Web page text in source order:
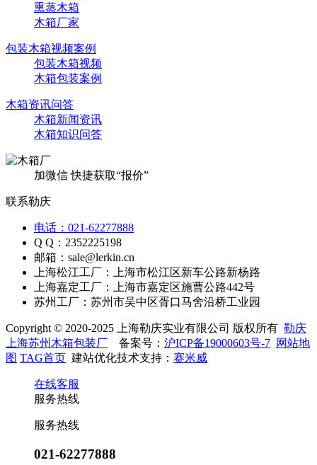
熏蒸木箱
木箱厂家
包装木箱视频案例
包装木箱视频
木箱包装案例
木箱资讯问答
木箱新闻资讯
木箱知识问答
加微信 快捷获取“报价”
联系勒庆
电话：021-62277888
Q Q：2352225198
邮箱：sale@lerkin.cn
上海松江工厂：上海市松江区新车公路新杨路
上海嘉定工厂：上海市嘉定区施曹公路442号
苏州工厂：苏州市吴中区胥口马舍沿桥工业园
Copyright © 2020-2025 上海勒庆实业有限公司 版权所有 勒庆
上海苏州木箱包装厂 备案号： 沪ICP备19000603号-7 网站地
图 TAG首页 建站优化技术支持： 赛米威
在线客服
服务热线
服务热线
021-62277888